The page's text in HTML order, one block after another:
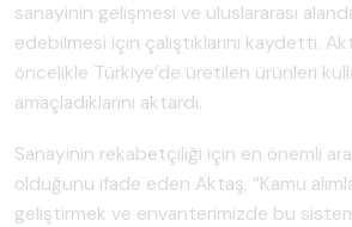
sanayinin gelişmesi ve uluslararası
edebilmesi için çalıştıklarını kaydetti.
öncelikle Türkiye’de üretilen ürünleri
amaçladıklarını aktardı.
Sanayinin rekabetçiliği için en önemli
olduğunu ifade eden Aktaş, “Kamu
geliştirmek ve envanterimizde bu